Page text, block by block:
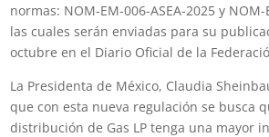
normas: NOM-EM-006-ASEA-2025 y NOM-
las cuales serán enviadas para su
octubre en el Diario Oficial de la
La Presidenta de México, Claudia
que con esta nueva regulación se busca
distribución de Gas LP tenga una mayor